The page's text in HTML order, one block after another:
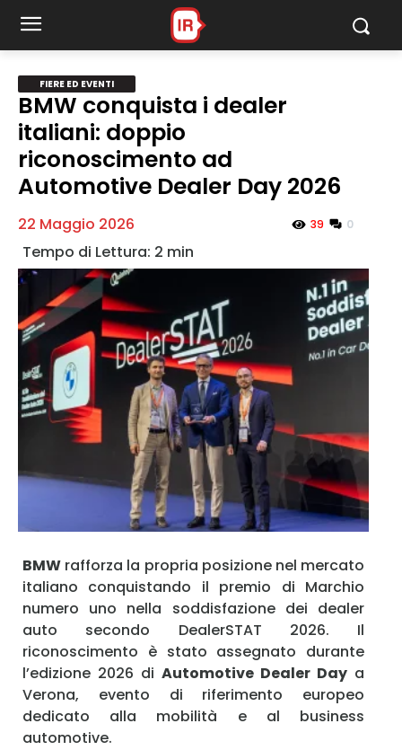
MY INFORICAMBI
Username
Password
Ricordami
Accedi
Fiere ed Eventi
FIERE ED EVENTI
BMW conquista i dealer
italiani: doppio
riconoscimento ad
Automotive Dealer Day 2026
22 Maggio 2026 39 0
BMW rafforza la propria posizione nel mercato
italiano conquistando il premio di Marchio
numero uno nella soddisfazione dei dealer
auto secondo DealerSTAT 2026. Il
riconoscimento è stato assegnato durante
l’edizione 2026 di Automotive Dealer Day a
Verona, evento di riferimento europeo
dedicato alla mobilità e al business
automotive.